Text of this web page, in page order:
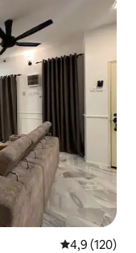
Средна
4,9 (120)